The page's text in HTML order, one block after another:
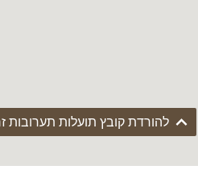
להורדת קובץ תועלות תערובות